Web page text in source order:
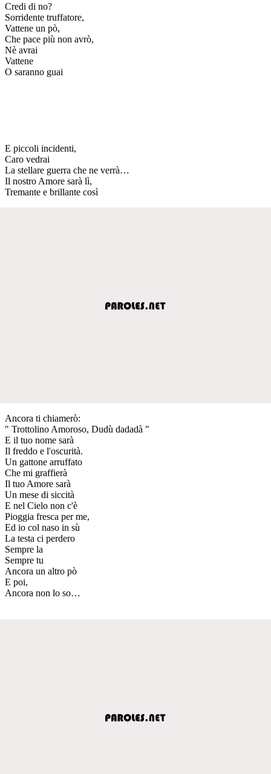
Credi di no?
Sorridente truffatore,
Vattene un pò,
Che pace più non avrò,
Nè avrai
Vattene
O saranno guai
E piccoli incidenti,
Caro vedrai
La stellare guerra che ne verrà…
Il nostro Amore sarà lì,
Tremante e brillante così
Ancora ti chiamerò:
" Trottolino Amoroso, Dudù dadadà "
E il tuo nome sarà
Il freddo e l'oscurità.
Un gattone arruffato
Che mi graffierà
Il tuo Amore sarà
Un mese di siccità
E nel Cielo non c'è
Pioggia fresca per me,
Ed io col naso in sù
La testa ci perdero
Sempre la
Sempre tu
Ancora un altro pò
E poi,
Ancora non lo so…